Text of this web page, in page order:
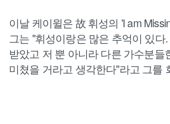
이날 케이윌은 故 휘성의 'I am
그는 "휘성이랑은 많은 추억이 있다
받았고 저 뿐 아니라 다른 가수분들
미쳤을 거라고 생각한다"라고 그를